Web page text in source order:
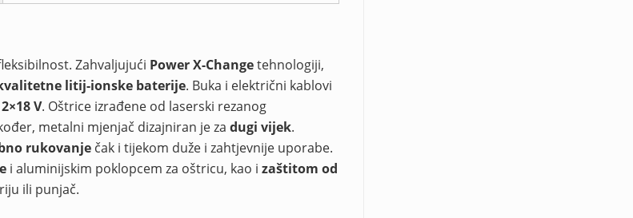
Zahvaljujući Power X-Changetehnologiji,
litij-ionske baterije. Buka i električni kablovi
2×18 V. Oštrice izrađene od laserski rezanog
metalni mjenjač dizajniran je za dugi vijek.
rukovanje čak i tijekom duže i zahtjevnije uporabe.
i aluminijskim poklopcem za oštricu, kao i zaštitom od
ili punjač.